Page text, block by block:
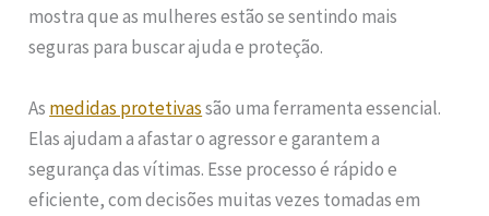
mostra que as mulheres estão se sentindo mais
seguras para buscar ajuda e proteção.
As medidas protetivassão uma ferramenta essencial.
Elas ajudam a afastar o agressor e garantem a
segurança das vítimas. Esse processo é rápido e
eficiente, com decisões muitas vezes tomadas em